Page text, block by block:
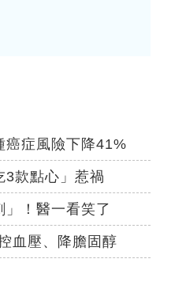
癌症風險下降41%
3款點心」惹禍
！醫一看笑了
血壓、降膽固醇